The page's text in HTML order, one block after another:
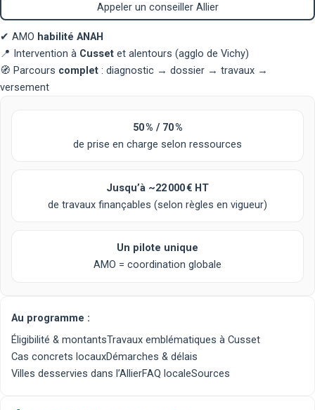
Appeler un conseiller Allier
✔ AMO habilité ANAH
📍 Intervention à Cusset et alentours (agglo de Vichy)
🧭 Parcours complet : diagnostic → dossier → travaux →
versement
50 % / 70 %
de prise en charge selon ressources
Jusqu’à ~22 000 € HT
de travaux finançables (selon règles en vigueur)
Un pilote unique
AMO = coordination globale
Au programme :
Éligibilité & montantsTravaux emblématiques à Cusset
Cas concrets locauxDémarches & délais
Villes desservies dans l’AllierFAQ localeSources